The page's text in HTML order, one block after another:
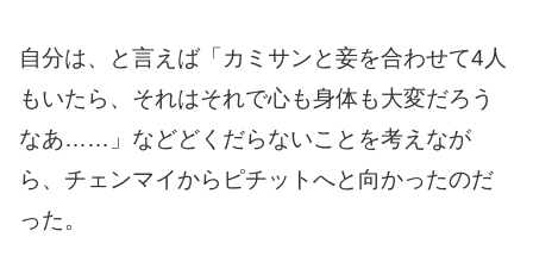
自分は、と言えば「カミサンと妾を合わせて4人
もいたら、それはそれで心も身体も大変だろう
なあ……」などどくだらないことを考えなが
ら、チェンマイからピチットへと向かったのだ
った。